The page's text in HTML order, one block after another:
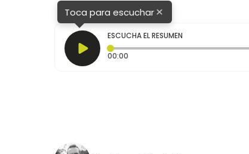
Toca para escuchar×
ESCUCHA EL RESUMEN
00:00